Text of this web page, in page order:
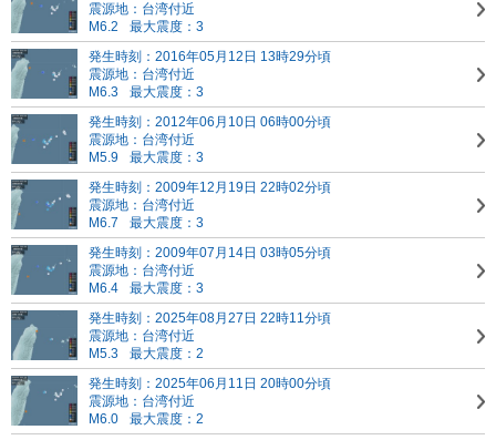
震源地：台湾付近
M6.2
最大震度：3
発生時刻：2016年05月12日 13時29分頃
震源地：台湾付近
M6.3
最大震度：3
発生時刻：2012年06月10日 06時00分頃
震源地：台湾付近
M5.9
最大震度：3
発生時刻：2009年12月19日 22時02分頃
震源地：台湾付近
M6.7
最大震度：3
発生時刻：2009年07月14日 03時05分頃
震源地：台湾付近
M6.4
最大震度：3
発生時刻：2025年08月27日 22時11分頃
震源地：台湾付近
M5.3
最大震度：2
発生時刻：2025年06月11日 20時00分頃
震源地：台湾付近
M6.0
最大震度：2